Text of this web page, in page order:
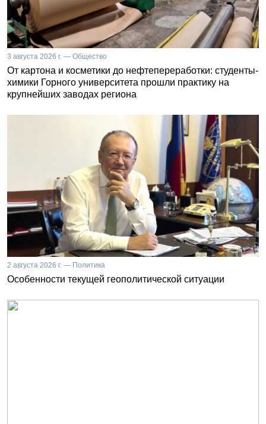
3 августа 2026 г. — Общество
От картона и косметики до нефтепереработки: студенты-
химики Горного университета прошли практику на
крупнейших заводах региона
2 августа 2026 г. — Политика
Особенности текущей геополитической ситуации